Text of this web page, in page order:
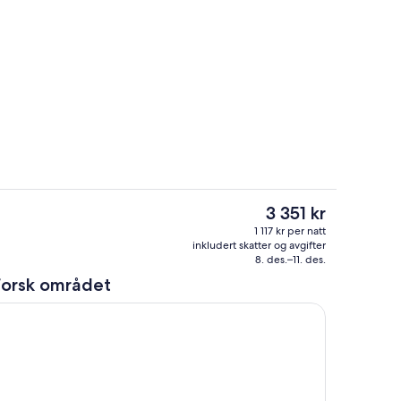
Oppholdsområde
Den
nåværende
prisen
er
3 351 kr
1 117 kr per natt
inkludert skatter og avgifter
8. des.–11. des.
området